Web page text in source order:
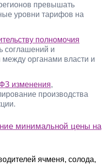
превышать
уровни тарифов на
полномочия
соглашений и
органами власти и
изменения,
производства
минимальной цены на
ячменя, солода,